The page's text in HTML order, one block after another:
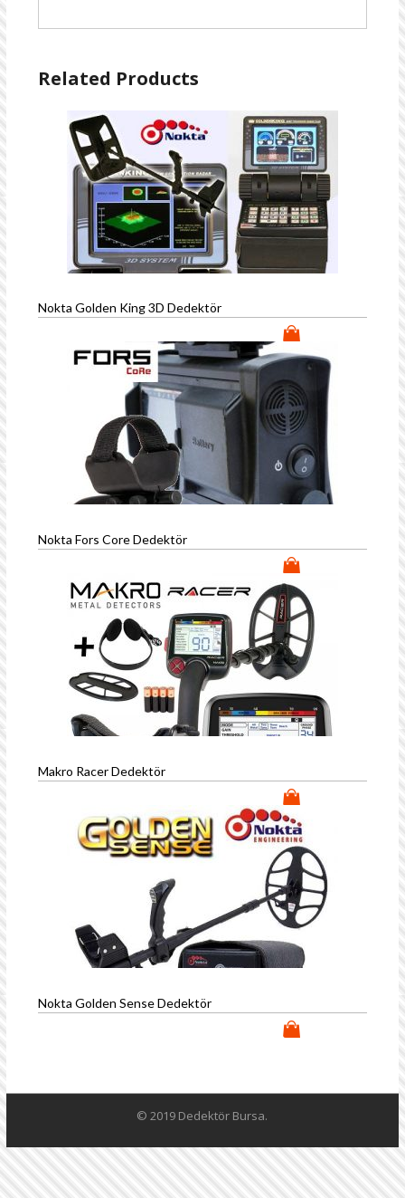
Related Products
Nokta Golden King 3D Dedektör
Nokta Fors Core Dedektör
Makro Racer Dedektör
Nokta Golden Sense Dedektör
© 2019 Dedektör Bursa.